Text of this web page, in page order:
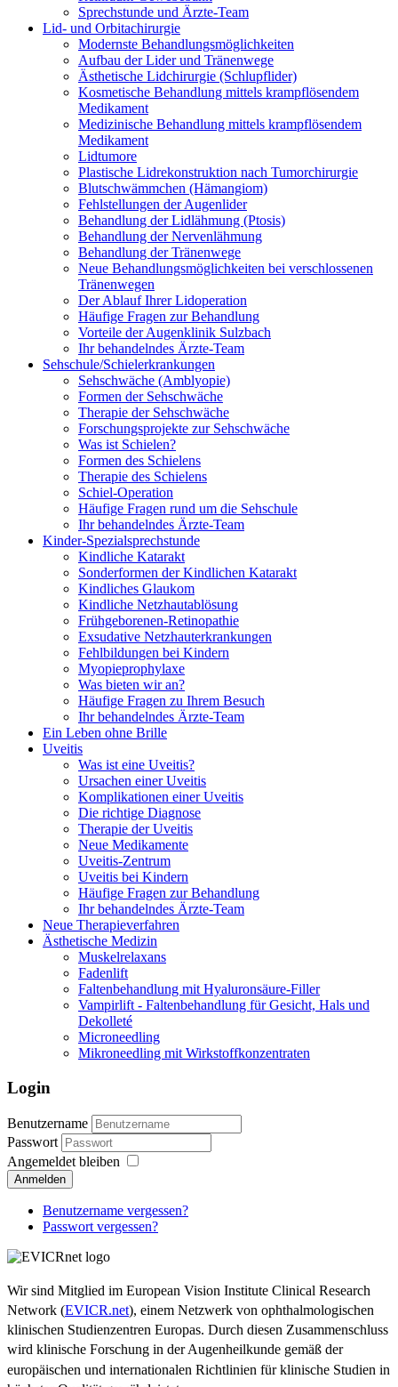
Sprechstunde und Ärzte-Team
Lid- und Orbitachirurgie
Modernste Behandlungsmöglichkeiten
Aufbau der Lider und Tränenwege
Ästhetische Lidchirurgie (Schlupflider)
Kosmetische Behandlung mittels krampflösendem
Medikament
Medizinische Behandlung mittels krampflösendem
Medikament
Lidtumore
Plastische Lidrekonstruktion nach Tumorchirurgie
Blutschwämmchen (Hämangiom)
Fehlstellungen der Augenlider
Behandlung der Lidlähmung (Ptosis)
Behandlung der Nervenlähmung
Behandlung der Tränenwege
Neue Behandlungsmöglichkeiten bei verschlossenen
Tränenwegen
Der Ablauf Ihrer Lidoperation
Häufige Fragen zur Behandlung
Vorteile der Augenklinik Sulzbach
Ihr behandelndes Ärzte-Team
Sehschule/Schielerkrankungen
Sehschwäche (Amblyopie)
Formen der Sehschwäche
Therapie der Sehschwäche
Forschungsprojekte zur Sehschwäche
Was ist Schielen?
Formen des Schielens
Therapie des Schielens
Schiel-Operation
Häufige Fragen rund um die Sehschule
Ihr behandelndes Ärzte-Team
Kinder-Spezialsprechstunde
Kindliche Katarakt
Sonderformen der Kindlichen Katarakt
Kindliches Glaukom
Kindliche Netzhautablösung
Frühgeborenen-Retinopathie
Exsudative Netzhauterkrankungen
Fehlbildungen bei Kindern
Myopieprophylaxe
Was bieten wir an?
Häufige Fragen zu Ihrem Besuch
Ihr behandelndes Ärzte-Team
Ein Leben ohne Brille
Uveitis
Was ist eine Uveitis?
Ursachen einer Uveitis
Komplikationen einer Uveitis
Die richtige Diagnose
Therapie der Uveitis
Neue Medikamente
Uveitis-Zentrum
Uveitis bei Kindern
Häufige Fragen zur Behandlung
Ihr behandelndes Ärzte-Team
Neue Therapieverfahren
Ästhetische Medizin
Muskelrelaxans
Fadenlift
Faltenbehandlung mit Hyaluronsäure-Filler
Vampirlift - Faltenbehandlung für Gesicht, Hals und
Dekolleté
Microneedling
Mikroneedling mit Wirkstoffkonzentraten
Login
Benutzername
Passwort
Angemeldet bleiben
Anmelden
Benutzername vergessen?
Passwort vergessen?
Wir sind Mitglied im European Vision Institute Clinical Research
Network (EVICR.net), einem Netzwerk von ophthalmologischen
klinischen Studienzentren Europas. Durch diesen Zusammenschluss
wird klinische Forschung in der Augenheilkunde gemäß der
europäischen und internationalen Richtlinien für klinische Studien in